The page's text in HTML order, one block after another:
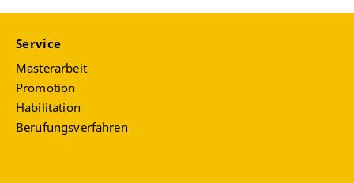
Service
Masterarbeit
Promotion
Habilitation
Berufungsverfahren